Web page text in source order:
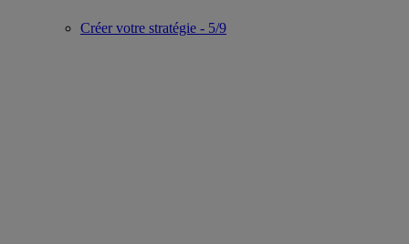
Créer votre stratégie - 5/9